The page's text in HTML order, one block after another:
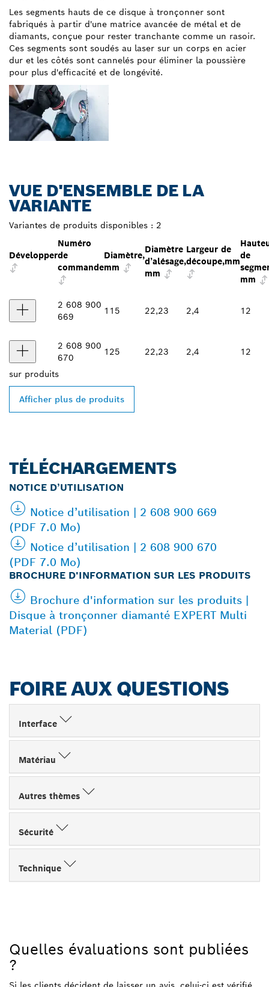
Les segments hauts de ce disque à tronçonner sont
fabriqués à partir d'une matrice avancée de métal et de
diamants, conçue pour rester tranchante comme un rasoir.
Ces segments sont soudés au laser sur un corps en acier
dur et les côtés sont cannelés pour éliminer la poussière
pour plus d'efficacité et de longévité.
VUE D'ENSEMBLE DE LA
VARIANTE
Variantes de produits disponibles : 2
Développer
Numéro
de
commande
Diamètre,
mm
Diamètre
d’alésage,
mm
Largeur de
découpe,mm
de
mm
2 608 900
669
115 22,23 2,4 12
2 608 900
670
125 22,23 2,4 12
sur produits
Afficher plus de produits
TÉLÉCHARGEMENTS
NOTICE D’UTILISATION
Notice d’utilisation | 2 608 900 669
(PDF 7.0 Mo)
Notice d’utilisation | 2 608 900 670
(PDF 7.0 Mo)
BROCHURE D'INFORMATION SUR LES PRODUITS
Brochure d'information sur les produits |
Disque à tronçonner diamanté EXPERT Multi
Material (PDF)
FOIRE AUX QUESTIONS
Interface
Matériau
Autres thèmes
Sécurité
Technique
Quelles évaluations sont publiées
?